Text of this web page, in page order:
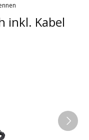
inkl. Kabel